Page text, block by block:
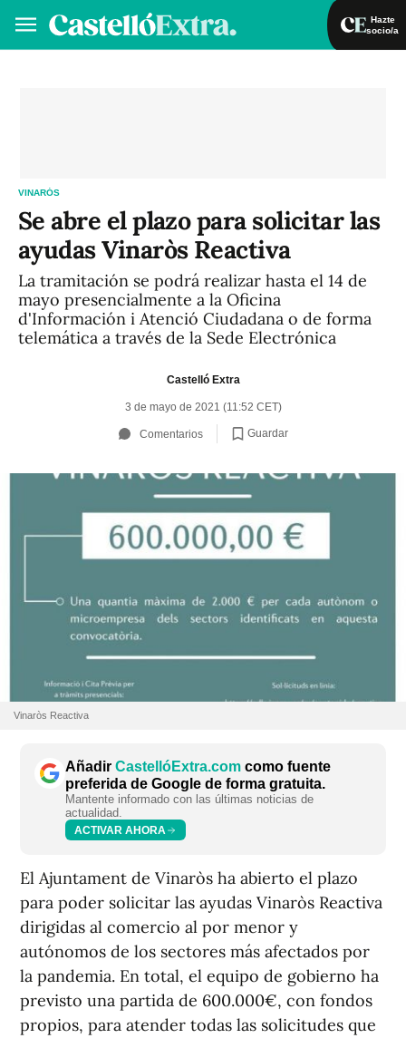
Hazte
socio/a
VINARÓS
Se abre el plazo para solicitar las
ayudas Vinaròs Reactiva
La tramitación se podrá realizar hasta el 14 de
mayo presencialmente a la Oficina
d'Información i Atenció Ciudadana o de forma
telemática a través de la Sede Electrónica
Castelló Extra
3 de mayo de 2021 (11:52 CET)
Comentarios Guardar
Vinaròs Reactiva
Añadir CastellóExtra.com como fuente
preferida de Google de forma gratuita.
Mantente informado con las últimas noticias de
actualidad.
ACTIVAR AHORA
El Ajuntament de Vinaròs ha abierto el plazo
para poder solicitar las ayudas Vinaròs Reactiva
dirigidas al comercio al por menor y
autónomos de los sectores más afectados por
la pandemia. En total, el equipo de gobierno ha
previsto una partida de 600.000€, con fondos
propios, para atender todas las solicitudes que